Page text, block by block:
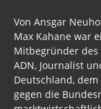
Von Ansgar
Max Kahane war
Mitbegründer des
ADN, Journalist
Deutschland,
gegen die